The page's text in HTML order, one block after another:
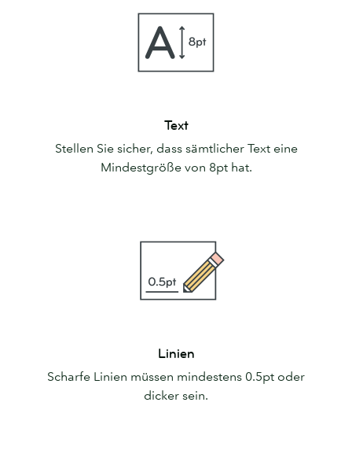
Text
Stellen Sie sicher, dass sämtlicher Text eine
Mindestgröße von 8pt hat.
Linien
Scharfe Linien müssen mindestens 0.5pt oder
dicker sein.